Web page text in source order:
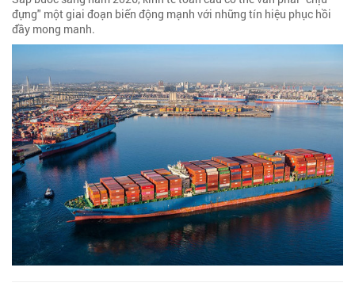
đựng" một giai đoạn biến động mạnh với những tín hiệu phục hồi
đầy mong manh.